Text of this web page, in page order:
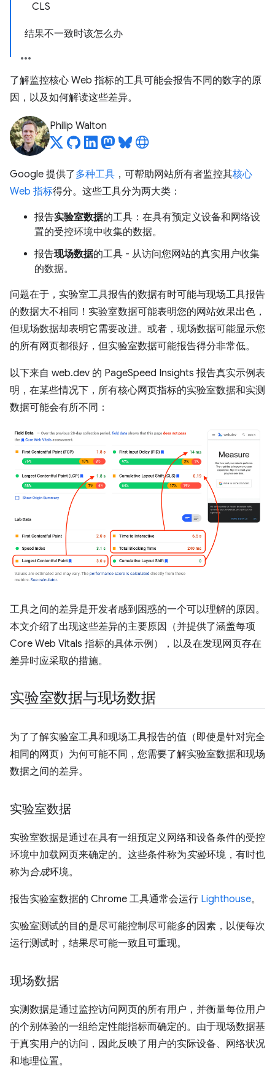
CLS
结果不一致时该怎么办
了解监控核心 Web 指标的工具可能会报告不同的数字的原
因，以及如何解读这些差异。
Philip Walton
Google 提供了多种工具 ，可帮助网站所有者监控其核心
Web 指标得分。这些工具分为两大类：
报告实验室数据的工具：在具有预定义设备和网络设
置的受控环境中收集的数据。
报告现场数据的工具 - 从访问您网站的真实用户收集
的数据。
问题在于，实验室工具报告的数据有时可能与现场工具报告
的数据大不相同！实验室数据可能表明您的网站效果出色，
但现场数据却表明它需要改进。或者，现场数据可能显示您
的所有网页都很好，但实验室数据可能报告得分非常低。
以下来自 web.dev 的 PageSpeed Insights 报告真实示例表
明，在某些情况下，所有核心网页指标的实验室数据和实测
数据可能会有所不同：
工具之间的差异是开发者感到困惑的一个可以理解的原因。
本文介绍了出现这些差异的主要原因（并提供了涵盖每项
Core Web Vitals 指标的具体示例），以及在发现网页存在
差异时应采取的措施。
实验室数据与现场数据
为了了解实验室工具和现场工具报告的值（即使是针对完全
相同的网页）为何可能不同，您需要了解实验室数据和现场
数据之间的差异。
实验室数据
实验室数据是通过在具有一组预定义网络和设备条件的受控
环境中加载网页来确定的。这些条件称为实验环境，有时也
称为合成环境。
报告实验室数据的 Chrome 工具通常会运行 Lighthouse。
实验室测试的目的是尽可能控制尽可能多的因素，以便每次
运行测试时，结果尽可能一致且可重现。
现场数据
实测数据是通过监控访问网页的所有用户，并衡量每位用户
的个别体验的一组给定性能指标而确定的。由于现场数据基
于真实用户的访问，因此反映了用户的实际设备、网络状况
和地理位置。